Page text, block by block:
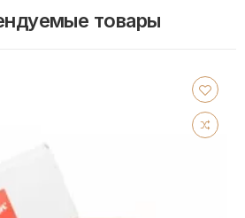
товары